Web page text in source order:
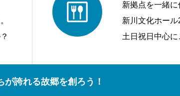
新拠点を一緒に
新川文化ホール
土日祝日中心に
が誇れる故郷を創ろう！